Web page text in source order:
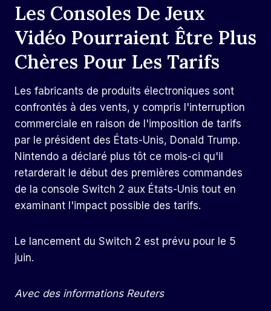
Les Consoles De Jeux
Vidéo Pourraient Être Plus
Chères Pour Les Tarifs
Les fabricants de produits électroniques sont
confrontés à des vents, y compris l'interruption
commerciale en raison de l'imposition de tarifs
par le président des États-Unis, Donald Trump.
Nintendo a déclaré plus tôt ce mois-ci qu'il
retarderait le début des premières commandes
de la console Switch 2 aux États-Unis tout en
examinant l'impact possible des tarifs.
Le lancement du Switch 2 est prévu pour le 5
juin.
Avec des informations Reuters